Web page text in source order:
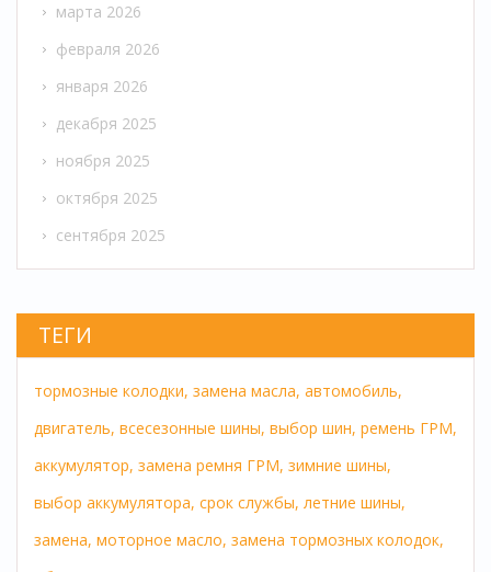
марта 2026
февраля 2026
января 2026
декабря 2025
ноября 2025
октября 2025
сентября 2025
ТЕГИ
тормозные колодки, замена масла, автомобиль,
двигатель, всесезонные шины, выбор шин, ремень ГРМ,
аккумулятор, замена ремня ГРМ, зимние шины,
выбор аккумулятора, срок службы, летние шины,
замена, моторное масло, замена тормозных колодок,